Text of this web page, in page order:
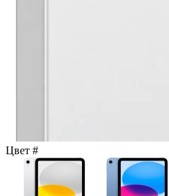
Цвет #